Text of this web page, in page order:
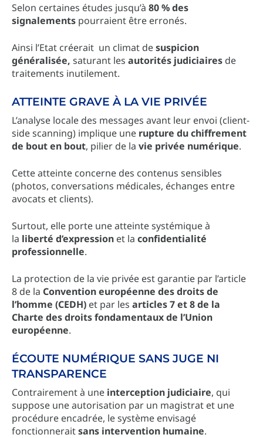
Selon certaines études jusqu’à 80 % des
signalements pourraient être erronés.
Ainsi l’Etat créerait un climat desuspicion
généralisée, saturant les autorités judiciaires de
traitements inutilement.
ATTEINTE GRAVE À LA VIE PRIVÉE
L’analyse locale des messages avant leur envoi (client-
side scanning) implique une rupture du chiffrement
de bout en bout, pilier de la vie privée numérique.
Cette atteinte concerne des contenus sensibles
(photos, conversations médicales, échanges entre
avocats et clients).
Surtout, elle porte une atteinte systémique à
la liberté d’expression et la confidentialité
professionnelle.
La protection de la vie privée est garantie par l’article
8 de la Convention européenne des droits de
l’homme (CEDH) et par les articles 7 et 8 de la
Charte des droits fondamentaux de l’Union
européenne.
ÉCOUTE NUMÉRIQUE SANS JUGE NI
TRANSPARENCE
Contrairement à une interception judiciaire, qui
suppose une autorisation par un magistrat et une
procédure encadrée, le système envisagé
fonctionneraitsans intervention humaine.